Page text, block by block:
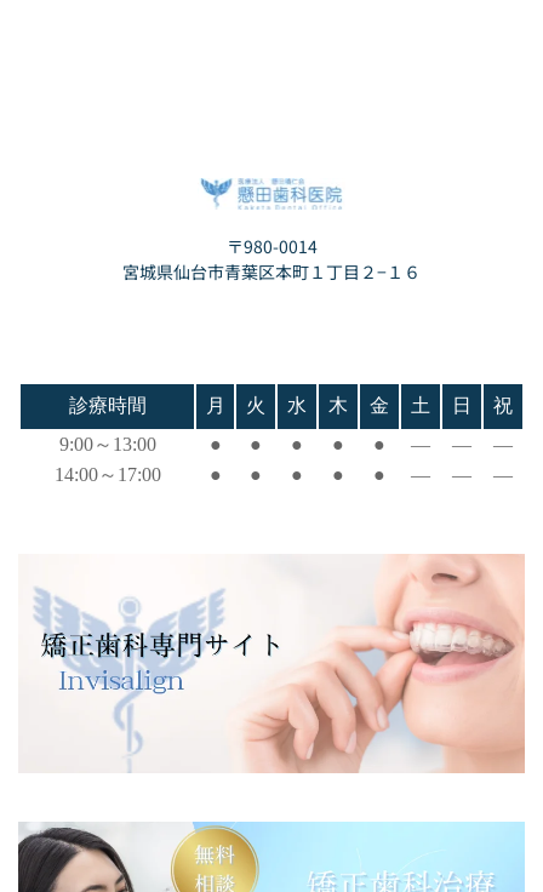
〒980-0014
宮城県仙台市青葉区本町１丁目２−１６
診療時間 月 火 水 木 金 土 日
祝
9:00～13:00
● ● ● ● ● ― ―
―
14:00～17:00
● ● ● ● ● ― ― ―